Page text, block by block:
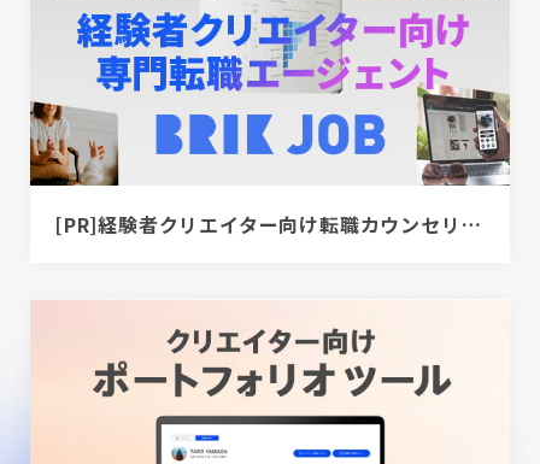
[PR]経験者クリエイター向け転職カウンセリング｜デザイナー / ディレクター / エンジニア